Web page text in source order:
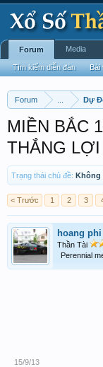
Forum Dự
MIỀN BẮC
THẮNG
Trạng thái chủ đề: Không
< Trước 1 2 3
hoang phi
Thần Tài
Perennial
15/9/13
Forum
Tìm kiếm diễn đàn Bài
Media